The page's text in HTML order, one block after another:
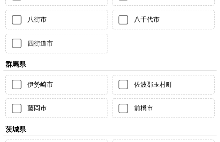
八街市 八千代市
四街道市
群馬県
伊勢崎市 佐波郡玉村町
藤岡市 前橋市
茨城県